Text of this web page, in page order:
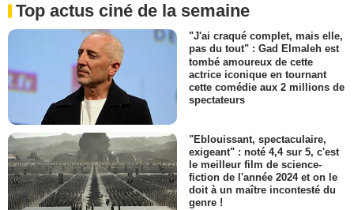
Top actus ciné de la semaine
"J'ai craqué complet, mais elle,
pas du tout" : Gad Elmaleh est
tombé amoureux de cette
actrice iconique en tournant
cette comédie aux 2 millions de
spectateurs
"Eblouissant, spectaculaire,
exigeant" : noté 4,4 sur 5, c'est
le meilleur film de science-
fiction de l'année 2024 et on le
doit à un maître incontesté du
genre !